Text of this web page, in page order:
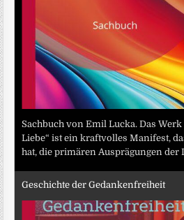
Sachbuch von Emil Lucka. Das
Liebe“ ist ein kraftvolles Manifest,
hat, die primären Ausprägungen der
Geschichte der Gedankenfreiheit